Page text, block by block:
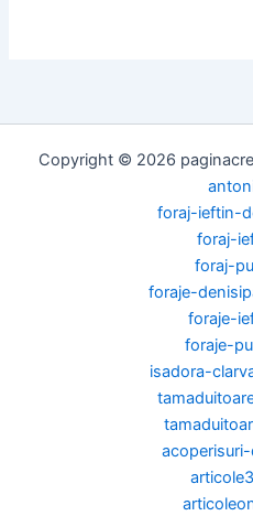
Copyright © 2026
foraj-ieftin-
foraj-
foraj-
foraje-
foraje-
foraje-
isadora-